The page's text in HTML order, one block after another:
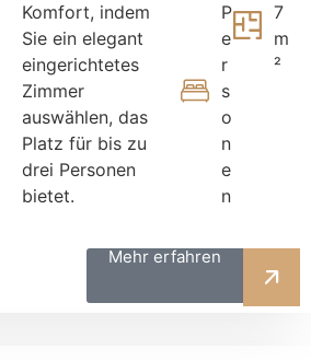
Komfort, indem
Sie ein elegant
eingerichtetes
Zimmer
auswählen, das
Platz für bis zu
drei Personen
bietet.
P
e
r
s
o
n
e
n
7
m
²
Mehr erfahren